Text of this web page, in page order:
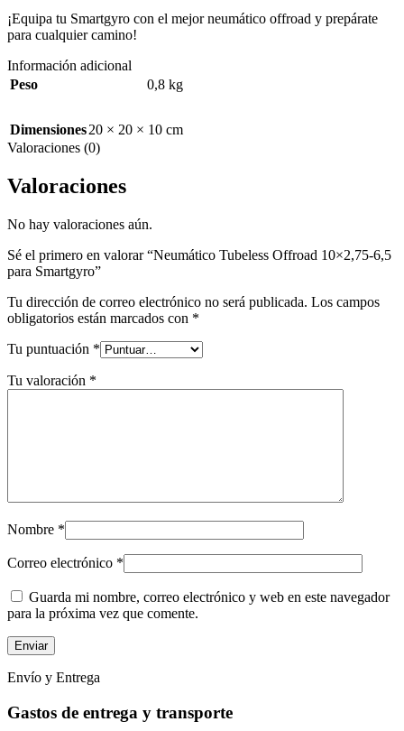
¡Equipa tu Smartgyro con el mejor neumático offroad y prepárate
para cualquier camino!
Información adicional
Peso
0,8 kg
Dimensiones20 × 20 × 10 cm
Valoraciones (0)
Valoraciones
No hay valoraciones aún.
Sé el primero en valorar “Neumático Tubeless Offroad 10×2,75-6,5
para Smartgyro”
Tu dirección de correo electrónico no será publicada. Los campos
obligatorios están marcados con *
Tu puntuación *
Tu valoración *
Nombre *
Correo electrónico *
Guarda mi nombre, correo electrónico y web en este navegador
para la próxima vez que comente.
Envío y Entrega
Gastos de entrega y transporte